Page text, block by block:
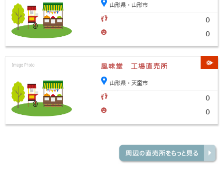
山形県・山形市
0
0
風味堂 工場直売所
山形県・天童市
0
0